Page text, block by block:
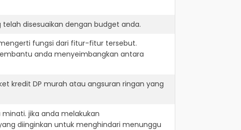
disesuaikan dengan budget anda.
fungsi dari fitur-fitur tersebut.
anda menyeimbangkan antara
kredit DP murah atau angsuran ringan yang
jika anda melakukan
diinginkan untuk menghindari menunggu